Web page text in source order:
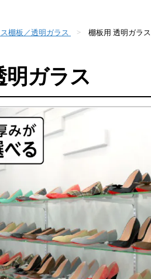
棚板／透明ガラス 棚板用 透明ガラス
明ガラス